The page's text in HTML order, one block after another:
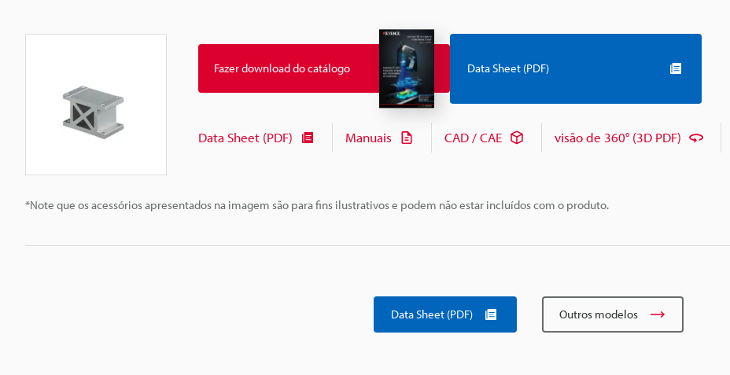
*Note que os acessórios apresentados na imagem são para fins ilustrativos e podem não estar incluídos com o produto.
Fazer download do catálogo Data Sheet (PDF)
Data Sheet (PDF) Manuais CAD / CAE visão de 360° (3D PDF)
Data Sheet (PDF) Outros modelos